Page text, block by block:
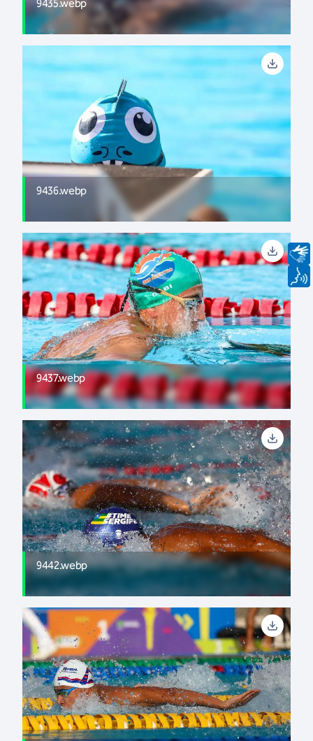
9435.webp
9436.webp
9437.webp
9442.webp